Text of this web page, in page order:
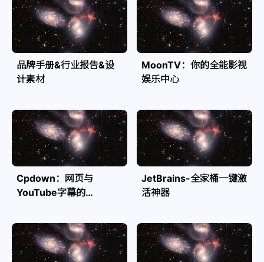
品牌手册&行业报告&设
计素材
MoonTV：你的全能影视
娱乐中心
Cpdown：网页与
YouTube字幕的
JetBrains-全家桶一键激
活神器